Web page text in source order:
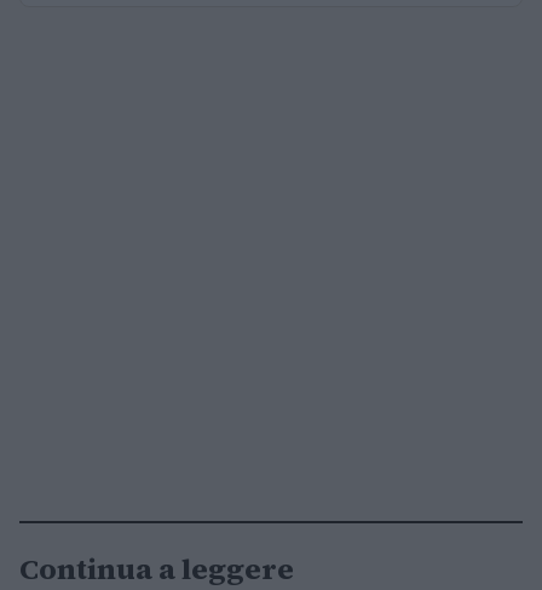
Continua a leggere